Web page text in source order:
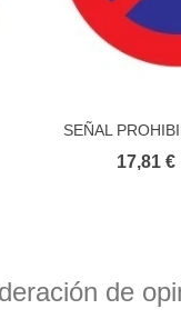
SEÑAL
PARAR17,81 €
de